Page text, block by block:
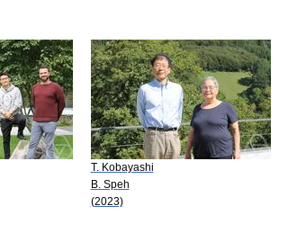
T. Kobayashi
B. Speh
(2023)